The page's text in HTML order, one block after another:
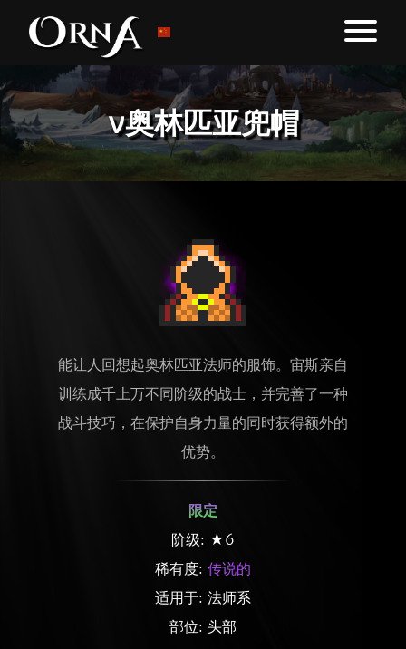
ν奥林匹亚兜帽
能让人回想起奥林匹亚法师的服饰。宙斯亲自
训练成千上万不同阶级的战士，并完善了一种
战斗技巧，在保护自身力量的同时获得额外的
优势。
限定
阶级: ★6
稀有度: 传说的
适用于: 法师系
部位: 头部